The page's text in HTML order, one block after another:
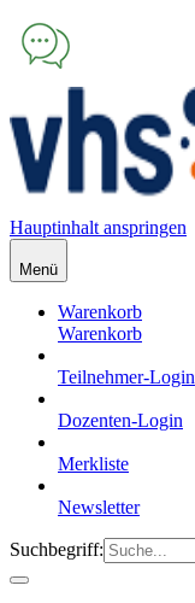
Hauptinhalt anspringen
Menü
Warenkorb
Warenkorb
Teilnehmer-Login
Dozenten-Login
Merkliste
Newsletter
Suchbegriff: